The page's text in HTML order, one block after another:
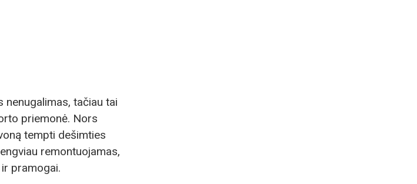
tačiau tai
priemonė. Nors
tempti dešimties
remontuojamas,
pramogai.